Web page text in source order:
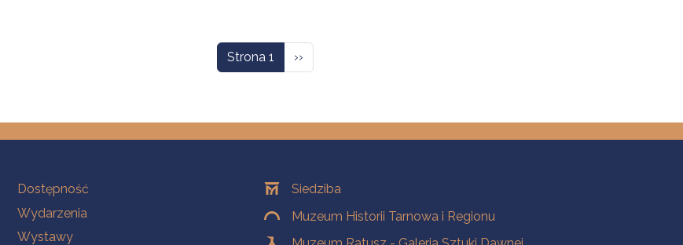
Strona 1 Następna strona
››
Na skróty
Dostępność
Wydarzenia
Wystawy
OddziałySiedziba
Muzeum Historii Tarnowa i Regionu